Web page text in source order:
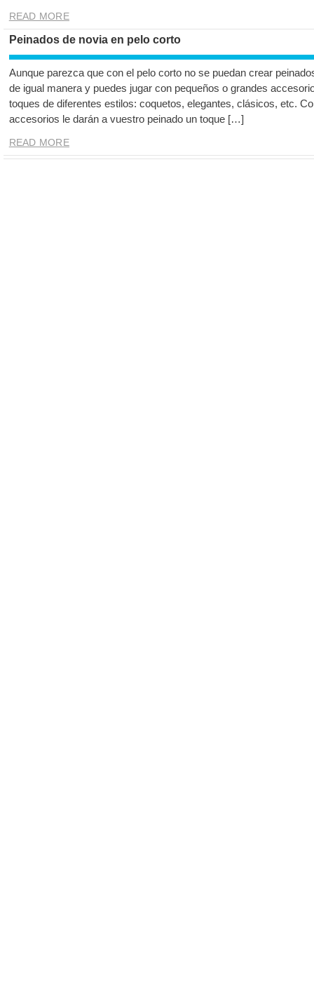
READ MORE
Peinados de novia en pelo corto
Aunque parezca que con el pelo corto no se puedan crear
de igual manera y puedes jugar con pequeños o grandes
toques de diferentes estilos: coquetos, elegantes, clásicos, etc.
accesorios le darán a vuestro peinado un toque […]
READ MORE